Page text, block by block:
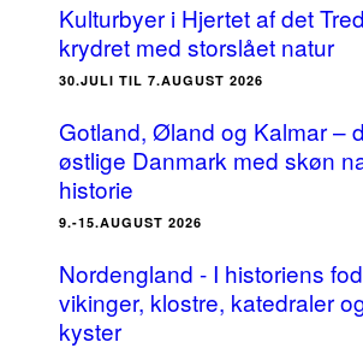
Kulturbyer i Hjertet af det
krydret med storslået natur
30.JULI TIL 7.AUGUST 2026
Gotland, Øland og Kalmar –
østlige Danmark med skøn
historie
9.-15.AUGUST 2026
Nordengland - I historiens
vikinger, klostre, katedraler
kyster